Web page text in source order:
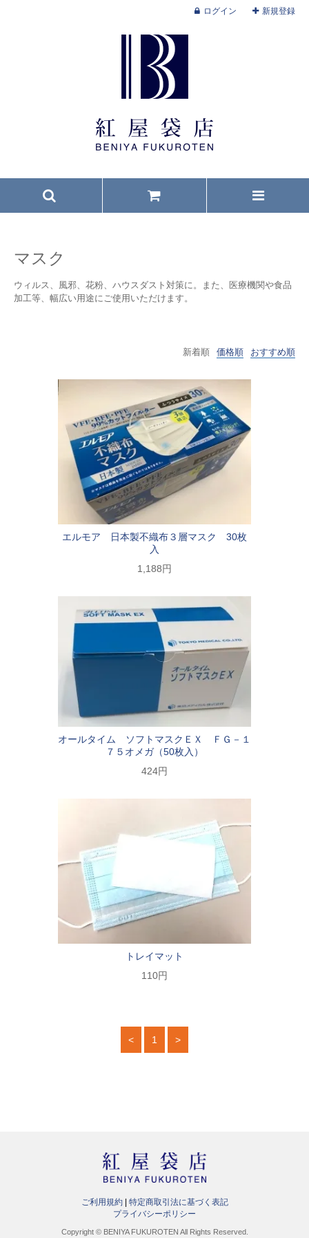
ログイン 新規登録
マスク
ウィルス、風邪、花粉、ハウスダスト対策に。また、医療機関や食品
加工等、幅広い用途にご使用いただけます。
おすすめ順
価格順
新着順
エルモア 日本製不織布３層マスク 30枚
入
1,188円
オールタイム ソフトマスクＥＸ ＦＧ－１
７５オメガ（50枚入）
424円
トレイマット
110円
< 1 >
ご利用規約
特定商取引法に基づく表記
プライバシーポリシー
Copyright © BENIYA FUKUROTEN All Rights Reserved.